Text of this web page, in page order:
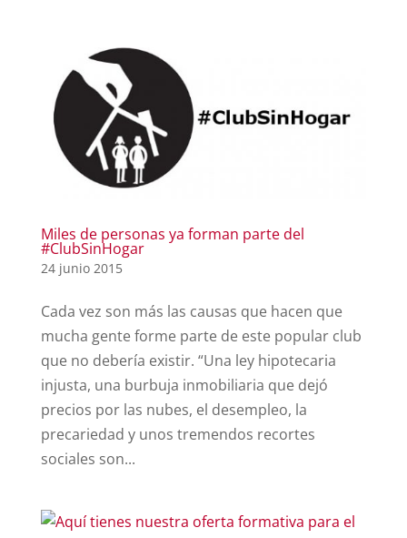
Miles de personas ya forman parte del
#ClubSinHogar
24 junio 2015
Cada vez son más las causas que hacen que
mucha gente forme parte de este popular club
que no debería existir. “Una ley hipotecaria
injusta, una burbuja inmobiliaria que dejó
precios por las nubes, el desempleo, la
precariedad y unos tremendos recortes
sociales son...